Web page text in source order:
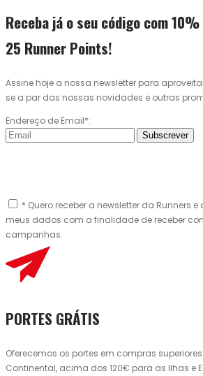
Receba já o seu código com
25 Runner Points!
Assine hoje a nossa newsletter para
se a par das nossas novidades e outras
Endereço de Email*:
Subscrever
* Quero receber a newsletter da Runners
meus dados com a finalidade de receber
campanhas.
PORTES GRÁTIS
Oferecemos os portes em compras
Continental, acima dos 120€ para as Ilhas e